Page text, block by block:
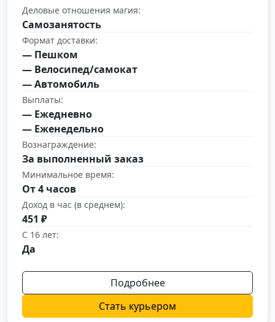
Деловые отношения магия:
Самозанятость
Формат доставки:
— Пешком
— Велосипед/самокат
— Автомобиль
Выплаты:
— Ежедневно
— Еженедельно
Вознаграждение:
За выполненный заказ
Минимальное время:
От 4 часов
Доход в час (в среднем):
451 ₽
С 16 лет:
Да
Подробнее
Стать курьером